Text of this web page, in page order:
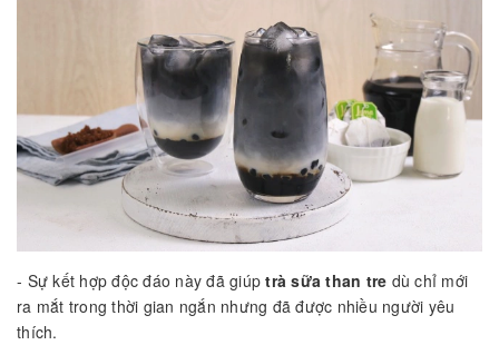
- Sự kết hợp độc đáo này đã giúptrà sữa than tre dù chỉ mới
ra mắt trong thời gian ngắn nhưng đã được nhiều người yêu
thích.